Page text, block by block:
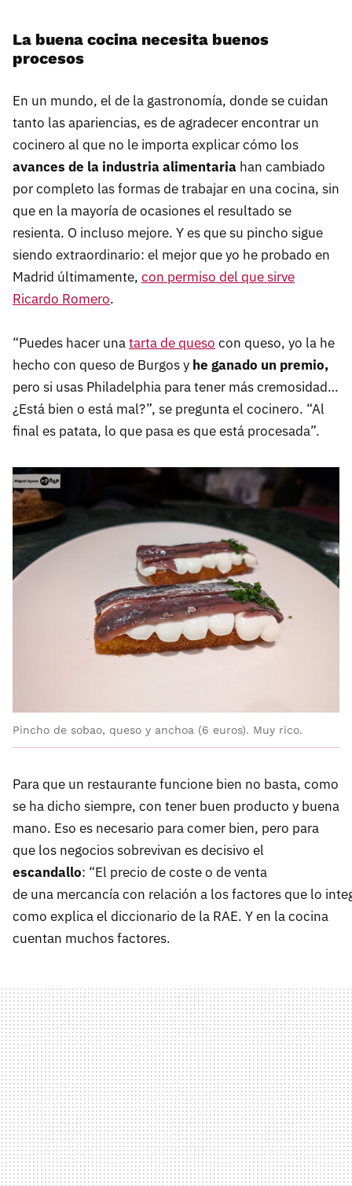
La buena cocina necesita buenos
procesos
En un mundo, el de la gastronomía, donde se cuidan
tanto las apariencias, es de agradecer encontrar un
cocinero al que no le importa explicar cómo los
avances de la industria alimentaria han cambiado
por completo las formas de trabajar en una cocina, sin
que en la mayoría de ocasiones el resultado se
resienta. O incluso mejore. Y es que su pincho sigue
siendo extraordinario: el mejor que yo he probado en
Madrid últimamente, con permiso del que sirve
Ricardo Romero.
“Puedes hacer unatarta de queso con queso, yo la he
hecho con queso de Burgos y he ganado un premio,
pero si usas Philadelphia para tener más cremosidad…
¿Está bien o está mal?”, se pregunta el cocinero. “Al
final es patata, lo que pasa es que está procesada”.
Pincho de sobao, queso y anchoa (6 euros). Muy rico.
Para que un restaurante funcione bien no basta, como
se ha dicho siempre, con tener buen producto y buena
mano. Eso es necesario para comer bien, pero para
que los negocios sobrevivan es decisivo el
escandallo: “El precio de coste o de venta
de una mercancía con relación a los factores que lo
como explica el diccionario de la RAE. Y en la cocina
cuentan muchos factores.